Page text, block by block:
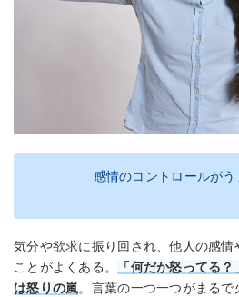
感情のコントロールが
気分や欲求に振り回され、他人の感情
ことがよくある。
「何だか怒ってる
は怒りの嵐。言葉の一つ一つがまるで